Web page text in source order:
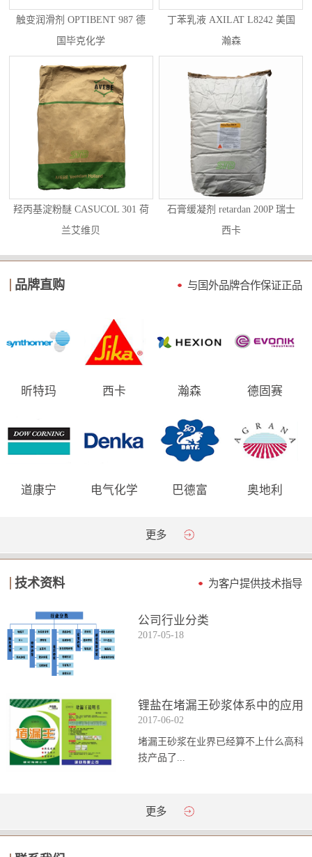
触变润滑剂 OPTIBENT 987 德
国毕克化学
丁苯乳液 AXILAT L8242 美国
瀚森
羟丙基淀粉醚 CASUCOL 301 荷
兰艾维贝
石膏缓凝剂 retardan 200P 瑞士
西卡
品牌直购 与国外品牌合作保证正品
昕特玛 西卡 瀚森 德固赛
道康宁 电气化学 巴德富 奥地利
更多
技术资料 为客户提供技术指导
公司行业分类
2017-05-18
锂盐在堵漏王砂浆体系中的应用
2017-06-02
堵漏王砂浆在业界已经算不上什么高科
技产品了...
。简单来说它就是一种能够迅速凝固的
通砂浆的强...
更多